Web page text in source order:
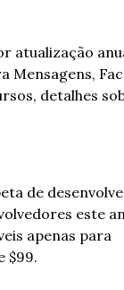
atualização
Mensagens,
detalhes
de
este
apenas para
$99.